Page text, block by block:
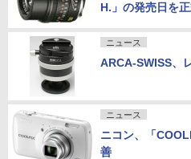
H.」の発売日を
ニュース
ARCA-SWISS、
ニュース
ニコン、「
善